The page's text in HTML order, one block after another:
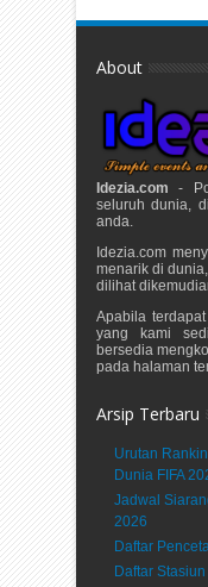
About
Idezia.com -
seluruh dunia,
anda.
Idezia.com
menarik di
dilihat
Apabila
yang kami
bersedia
pada halaman
Arsip Terbaru
Urutan
Dunia FIFA
Jadwal
2026
Daftar
Daftar